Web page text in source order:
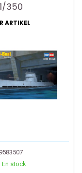
1/350
ARTIKEL
9583507
En stock